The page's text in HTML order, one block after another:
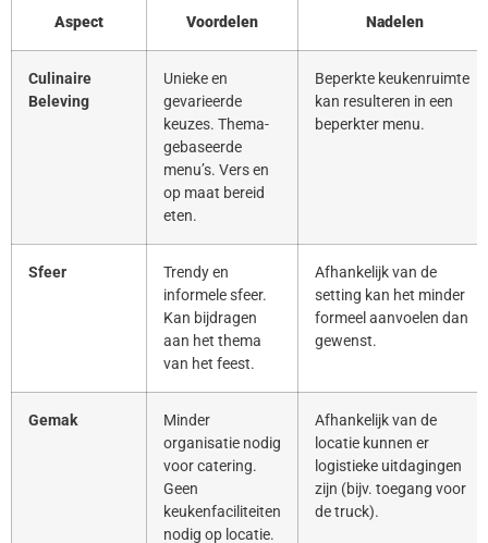
Aspect Voordelen Nadelen
Culinaire
Beleving
Unieke en
gevarieerde
keuzes. Thema-
gebaseerde
menu’s. Vers en
op maat bereid
eten.
Beperkte keukenruimte
kan resulteren in een
beperkter menu.
Sfeer
Trendy en
informele sfeer.
Kan bijdragen
aan het thema
van het feest.
Afhankelijk van de
setting kan het minder
formeel aanvoelen dan
gewenst.
Gemak
Minder
organisatie nodig
voor catering.
Geen
keukenfaciliteiten
nodig op locatie.
Afhankelijk van de
locatie kunnen er
logistieke uitdagingen
zijn (bijv. toegang voor
de truck).